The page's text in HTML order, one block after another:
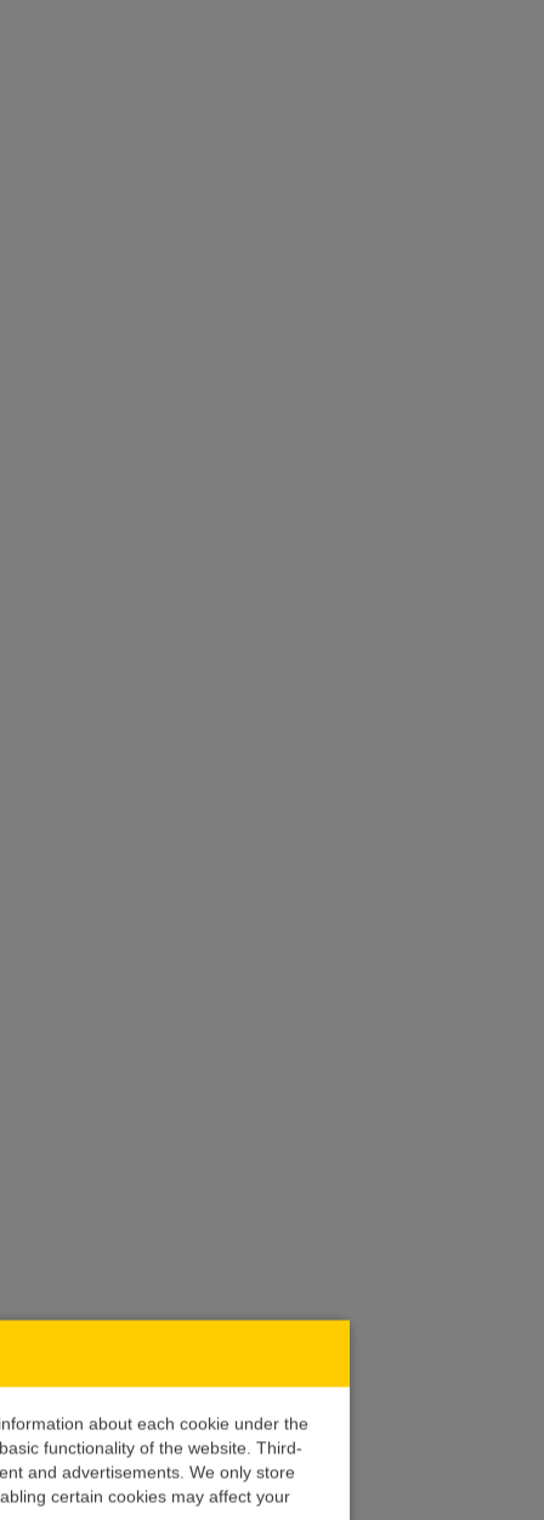
about each cookie under the
functionality of the website. Third-
and advertisements. We only store
certain cookies may affect your